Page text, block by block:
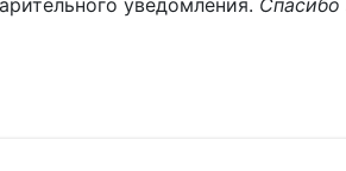
уведомления. Спасибо